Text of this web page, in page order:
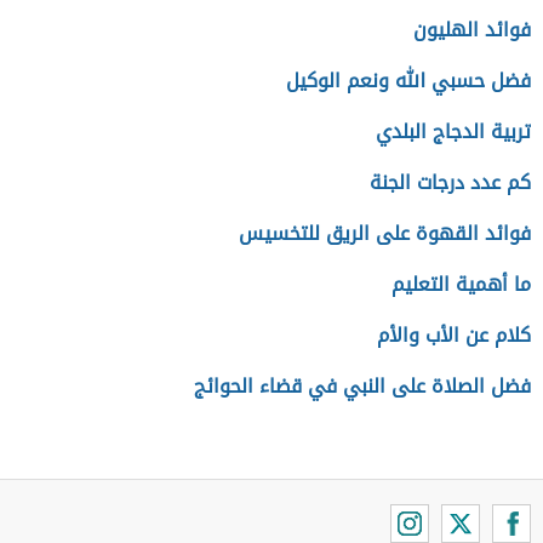
فوائد الهليون
فضل حسبي الله ونعم الوكيل
تربية الدجاج البلدي
كم عدد درجات الجنة
فوائد القهوة على الريق للتخسيس
ما أهمية التعليم
كلام عن الأب والأم
فضل الصلاة على النبي في قضاء الحوائج